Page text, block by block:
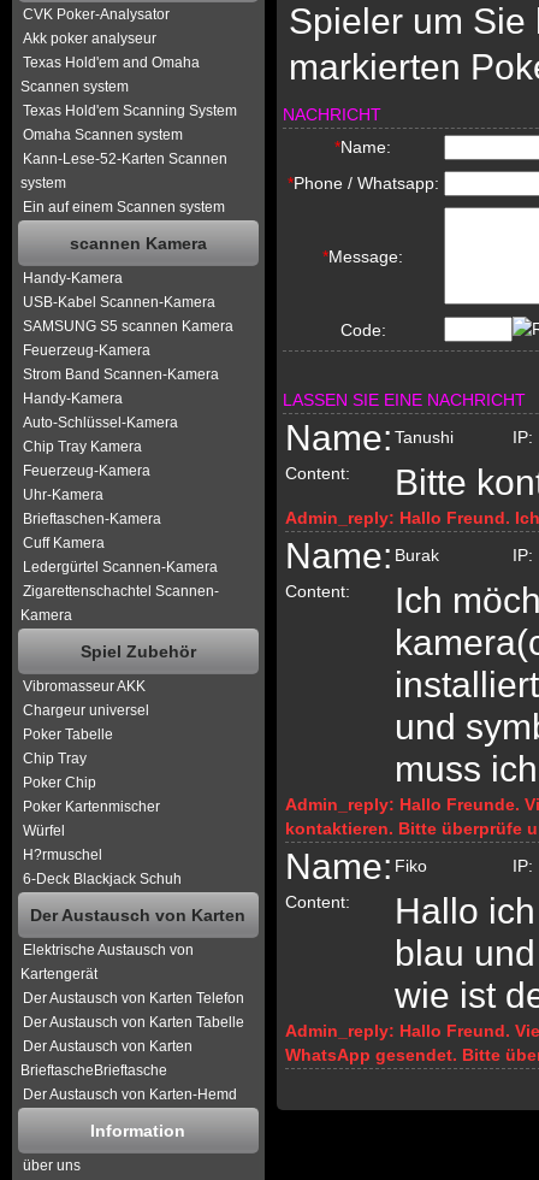
CVK Poker-Analysator
Akk poker analyseur
Texas Hold'em and Omaha
Scannen system
Texas Hold'em Scanning System
Omaha Scannen system
Kann-Lese-52-Karten Scannen
system
Ein auf einem Scannen system
scannen Kamera
Handy-Kamera
USB-Kabel Scannen-Kamera
SAMSUNG S5 scannen Kamera
Feuerzeug-Kamera
Strom Band Scannen-Kamera
Handy-Kamera
Auto-Schlüssel-Kamera
Chip Tray Kamera
Feuerzeug-Kamera
Uhr-Kamera
Brieftaschen-Kamera
Cuff Kamera
Ledergürtel Scannen-Kamera
Zigarettenschachtel Scannen-
Kamera
Spiel Zubehör
Vibromasseur AKK
Chargeur universel
Poker Tabelle
Chip Tray
Poker Chip
Poker Kartenmischer
Würfel
H?rmuschel
6-Deck Blackjack Schuh
Der Austausch von Karten
Elektrische Austausch von
Kartengerät
Der Austausch von Karten Telefon
Der Austausch von Karten Tabelle
Der Austausch von Karten
BrieftascheBrieftasche
Der Austausch von Karten-Hemd
Information
über uns
Spieler um
markierten
NACHRICHT
*Name:
*Phone / Whatsapp:
*Message:
Code:
LASSEN SIE EINE NACHRICHT
Name: Tanushi
IP:
Content:
Bitte
Admin_reply: Hallo Freund.
Name: Burak
IP:
Content:
Ich
und
muss
Admin_reply: Hallo Freunde.
kontaktieren. Bitte überprüfe
Name: Fiko
IP:
Content:
Hallo
blau
wie ist
Admin_reply: Hallo Freund.
WhatsApp gesendet. Bitte